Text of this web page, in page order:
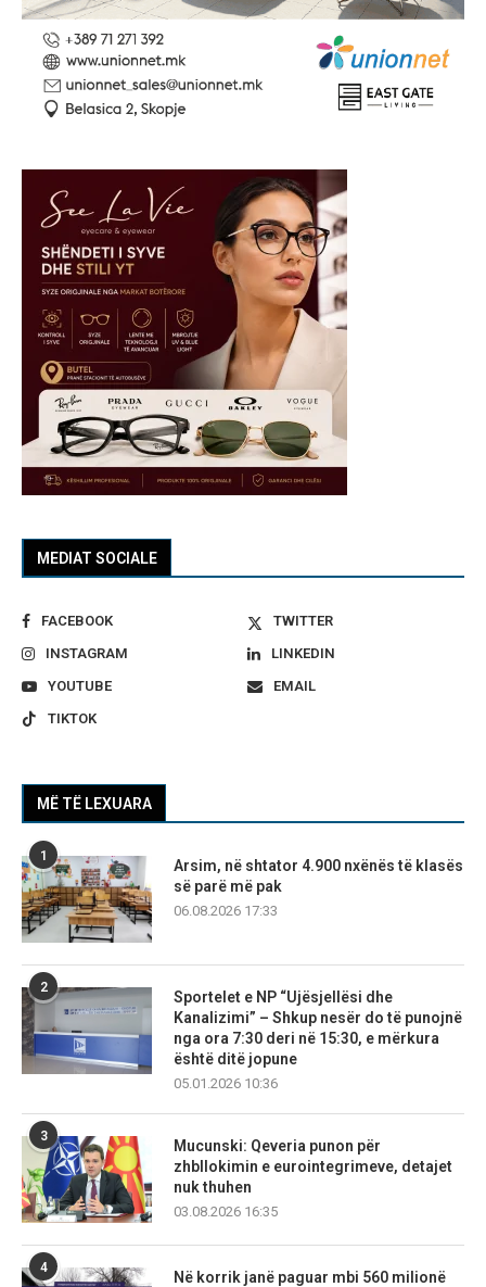
MEDIAT SOCIALE
FACEBOOK
TWITTER
INSTAGRAM
LINKEDIN
YOUTUBE
EMAIL
TIKTOK
MË TË LEXUARA
1
Arsim, në shtator 4.900 nxënës të klasës
së parë më pak
06.08.2026 17:33
2
Sportelet e NP “Ujësjellësi dhe
Kanalizimi” – Shkup nesër do të punojnë
nga ora 7:30 deri në 15:30, e mërkura
është ditë jopune
05.01.2026 10:36
3
Mucunski: Qeveria punon për
zhbllokimin e eurointegrimeve, detajet
nuk thuhen
03.08.2026 16:35
4
Në korrik janë paguar mbi 560 milionë